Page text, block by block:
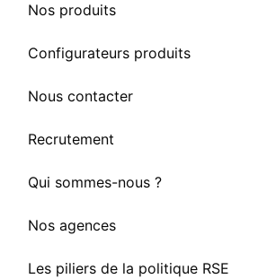
Nos produits
Configurateurs produits
Nous contacter
Recrutement
Qui sommes-nous ?
Nos agences
Les piliers de la politique RSE